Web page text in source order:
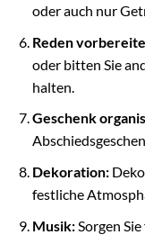
oder auch nur
Reden
oder bitten Sie
halten.
Geschenk
Dekoration:
festliche
Musik:Sorgen